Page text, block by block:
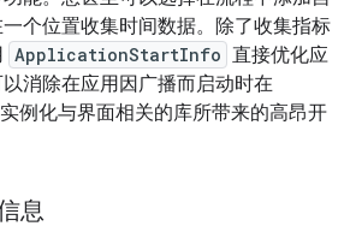
个位置收集时间数据。除了收集指标
ApplicationStartInfo 直接优化应
消除在应用因广播而启动时在
例化与界面相关的库所带来的高昂开
息